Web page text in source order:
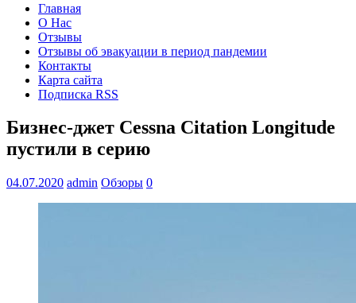
Главная
О Нас
Отзывы
Отзывы об эвакуации в период пандемии
Контакты
Карта сайта
Подписка RSS
Бизнес-джет Cessna Citation Longitude
пустили в серию
04.07.2020 admin Обзоры 0